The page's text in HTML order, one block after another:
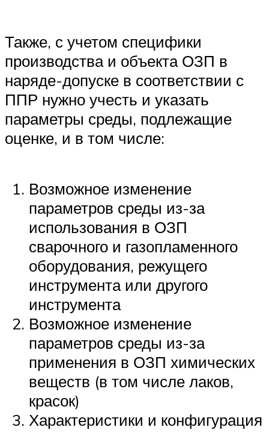
Также, с учетом специфики
производства и объекта ОЗП в
наряде-допуске в соответствии с
ППР нужно учесть и указать
параметры среды, подлежащие
оценке, и в том числе:
Возможное изменение
параметров среды из-за
использования в ОЗП
сварочного и газопламенного
оборудования, режущего
инструмента или другого
инструмента
Возможное изменение
параметров среды из-за
применения в ОЗП химических
веществ (в том числе лаков,
красок)
Характеристики и конфигурация